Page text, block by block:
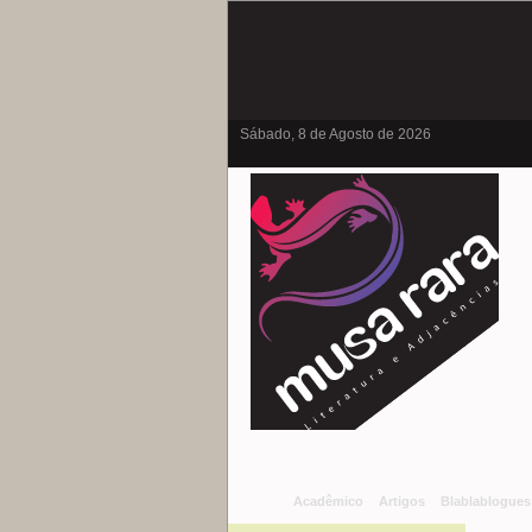
Sábado, 8 de Agosto de 2026
Acadêmico Artigos Blablablogues